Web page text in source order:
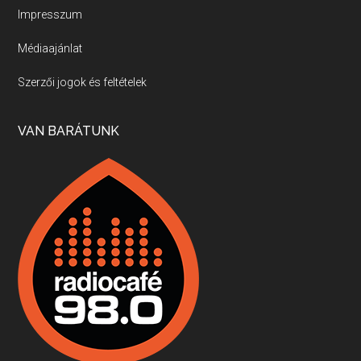
Villány, kékfrankos, Jackfall
Apr 17, 2026 • 00:35:38
Boston, teadélután, bab és homár
Apr 9, 2026 • 00:37:17
Fermentáljunk, a testünk meghálálja!
Apr 3, 2026 • 00:36:07
Impresszum
Médiaajánlat
Szerzői jogok és feltételek
VAN BARÁTUNK